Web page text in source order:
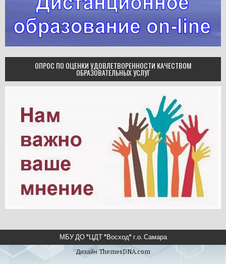
ОПРОС ПО ОЦЕНКИ УДОВЛЕТВОРЕННОСТИ КАЧЕСТВОМ
ОБРАЗОВАТЕЛЬНЫХ УСЛУГ
МБУ ДО "ЦДТ "Восход" г.о. Самара
Дизайн ThemesDNA.com